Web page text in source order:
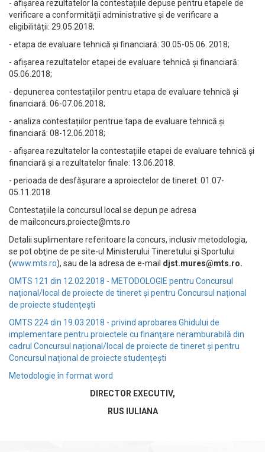
- afișarea rezultatelor la contestațiile depuse pentru etapele de
verificare a conformității administrative și de verificare a
eligibilității: 29.05.2018;
- etapa de evaluare tehnică și financiară: 30.05-05.06. 2018;
- afișarea rezultatelor etapei de evaluare tehnică și financiară:
05.06.2018;
- depunerea contestațiilor pentru etapa de evaluare tehnică și
financiară: 06-07.06.2018;
- analiza contestațiilor pentrue tapa de evaluare tehnică și
financiară: 08-12.06.2018;
- afișarea rezultatelor la contestațiile etapei de evaluare tehnică și
financiară și a rezultatelor finale: 13.06.2018.
- perioada de desfășurare a aproiectelor de tineret: 01.07-
05.11.2018.
Contestațiile la concursul local se depun pe adresa
de mailconcurs.proiecte@mts.ro
Detalii suplimentare referitoare la concurs, inclusiv metodologia,
se pot obţine de pe site-ul Ministerului Tineretului şi Sportului
(www.mts.ro), sau de la adresa de e-mail djst.mures@mts.ro.
OMTS 121 din 12.02.2018 - METODOLOGIE pentru Concursul
național/local de proiecte de tineret și pentru Concursul național
de proiecte studențești
OMTS 224 din 19.03.2018 - privind aprobarea Ghidului de
implementare pentru proiectele cu finanţare neramburabilă din
cadrul Concursul național/local de proiecte de tineret și pentru
Concursul național de proiecte studențești
Metodologie în format word
DIRECTOR EXECUTIV,
RUS IULIANA